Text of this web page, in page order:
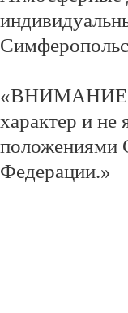
«ВНИМАНИЕ!
характер и не
положениями
Федерации.»